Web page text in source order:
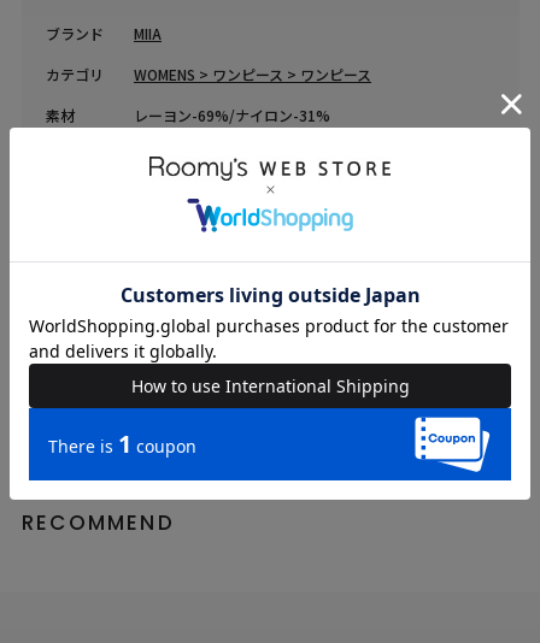
ブランド
MIIA
カテゴリ
WOMENS > ワンピース > ワンピース
素材
レーヨン-69%/ナイロン-31%
中国
605 円 (税込) （ 送料について
品番
34430631
RECOMMEND